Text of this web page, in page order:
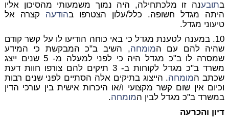
בתובענה זו מלכתחילה, היה נמוך משמעותי מהסיכון אליו
היתה מגדל חשופה. כלל/עלון הצטרפו בהודעה קצרה אל
טיעוני מגדל.
10. במענה לטענת מגדל כי באי כוחה הודיעו לו על קשר קודם
שהיה להם עם המומחה, השיב ב"כ המבקשת כי המידע
שמסרה לו ב"כ מגדל היה כי לפני למעלה מ- 5 שנים ייצג
משרד ב"כ מגדל לקוחות ב- 3 תיקים להם צורפו חוות דעת
שכתב המומחה. הייצוג בתיקים אלה הסתיים לפני שנים רבות
וכיום אין שום קשר מקצועי ו/או היכרות אישית בין עורכי הדין
במשרד ב"כ מגדל לבין המומחה.
דיון והכרעה